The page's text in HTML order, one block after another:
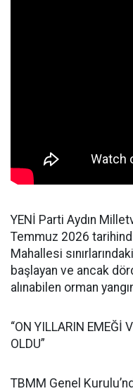
YENİ Parti Aydın
Temmuz 2026
Mahallesi
başlayan ve ancak
alınabilen orman
“ON YILLARIN EMEĞİ
OLDU”
TBMM Genel